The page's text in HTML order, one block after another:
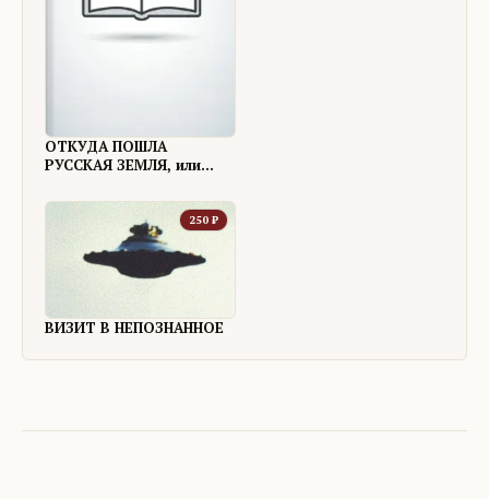
ОТКУДА ПОШЛА
РУССКАЯ ЗЕМЛЯ, или
ЖИВУТ В РОССИИ
250 ₽
ВИЗИТ В НЕПОЗНАННОЕ